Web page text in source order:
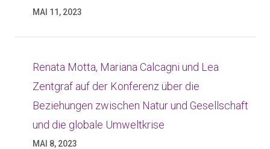
MAI 11, 2023
Renata Motta, Mariana Calcagni und Lea
Zentgraf auf der Konferenz über die
Beziehungen zwischen Natur und Gesellschaft
und die globale Umweltkrise
MAI 8, 2023